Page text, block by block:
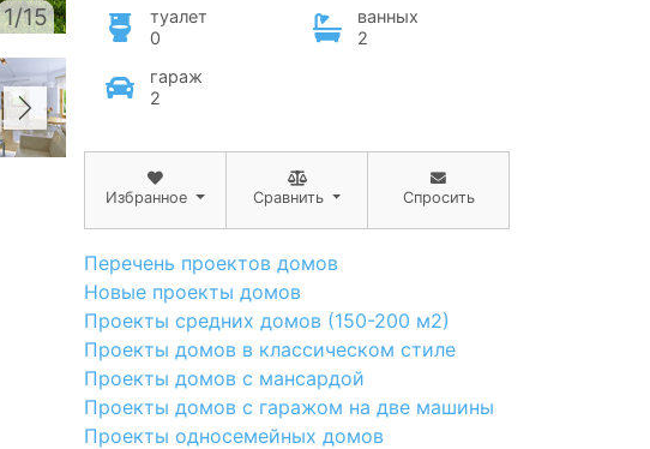
1/15
туалет
0
ванных
2
гараж
2
Избранное Сравнить Спросить
Перечень проектов домов
Новые проекты домов
Проекты средних домов (150-200 м2)
Проекты домов в классическом стиле
Проекты домов с мансардой
Проекты домов с гаражом на две машины
Проекты односемейных домов